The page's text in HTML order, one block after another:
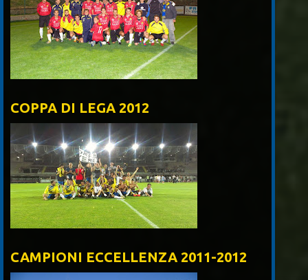
COPPA DI LEGA 2012
CAMPIONI ECCELLENZA 2011-2012